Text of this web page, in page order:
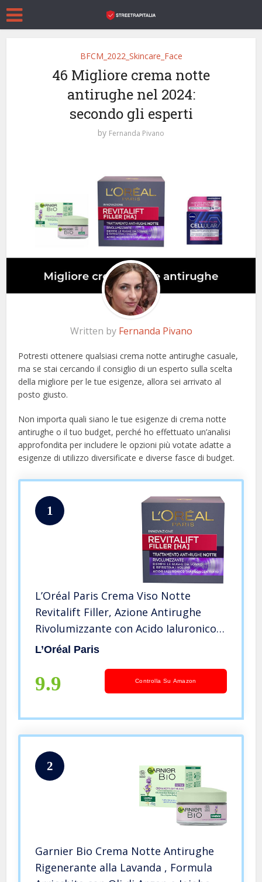
BFCM_2022_Skincare_Face
46 Migliore crema notte
antirughe nel 2024:
secondo gli esperti
by Fernanda Pivano
Written by Fernanda Pivano
Potresti ottenere qualsiasi crema notte antirughe casuale,
ma se stai cercando il consiglio di un esperto sulla scelta
della migliore per le tue esigenze, allora sei arrivato al
posto giusto.
Non importa quali siano le tue esigenze di crema notte
antirughe o il tuo budget, perché ho effettuato un’analisi
approfondita per includere le opzioni più votate adatte a
esigenze di utilizzo diversificate e diverse fasce di budget.
1
L’Oréal Paris Crema Viso Notte
Revitalift Filler, Azione Antirughe
Rivolumizzante con Acido Ialuronico
Concentrato, 50 ml
L’Oréal Paris
9.9 Controlla Su Amazon
2
Garnier Bio Crema Notte Antirughe
Rigenerante alla Lavanda , Formula